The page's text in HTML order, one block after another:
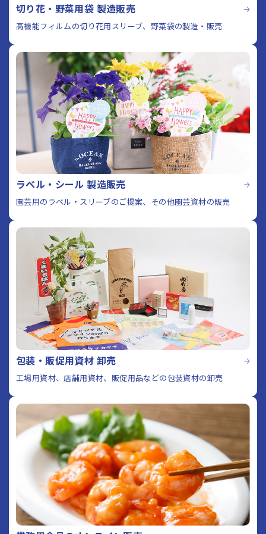
切り花・野菜用袋 製造販売
高機能フィルムの切り花用スリーブ、野菜袋の製造・販売
ラベル・シール 製造販売
園芸用のラベル・スリーブのご提案、その他園芸資材の販売
包装・販促用資材 卸売
工場用資材、店舗用資材、販促用品などの包装資材の卸売